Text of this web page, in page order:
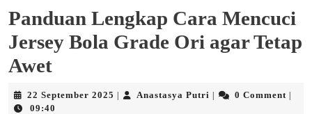
Panduan Lengkap Cara Mencuci
Jersey Bola Grade Ori agar Tetap
Awet
22 September 2025 22
Anastasya Putri Anastasya0 Comment
09:40